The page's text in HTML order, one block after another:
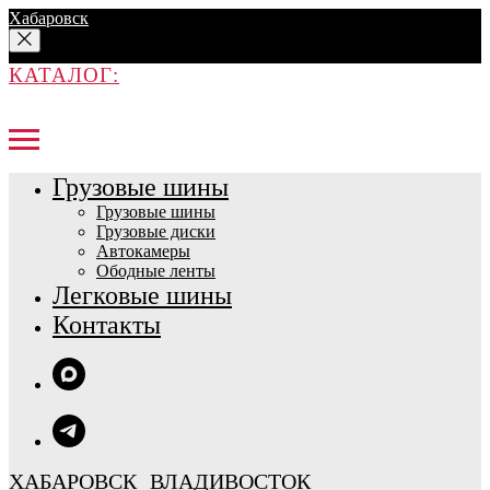
Хабаровск
КАТАЛОГ:
Грузовые шины
Грузовые шины
Грузовые диски
Автокамеры
Ободные ленты
Легковые шины
Контакты
ХАБАРОВСК ВЛАДИВОСТОК